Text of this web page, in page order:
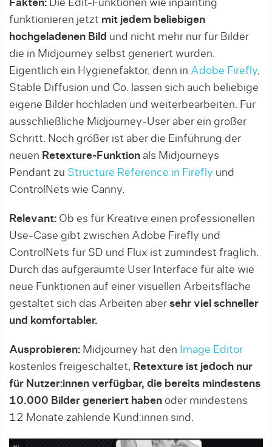
Fakten: Die Edit-Funktionen wie inpainting
funktionieren jetzt mit jedem beliebigen
hochgeladenen Bild und nicht mehr nur für Bilder
die in Midjourney selbst generiert wurden.
Eigentlich ein Hygienefaktor, denn in Adobe Firefly,
Stable Diffusion und Co. lassen sich auch beliebige
eigene Bilder hochladen und weiterbearbeiten. Für
ausschließliche Midjourney-User aber ein großer
Schritt. Noch größer ist aber die Einführung der
neuen Retexture-Funktion als Midjourneys
Pendant zu Structure Reference in Firefly und
ControlNets wie Canny.
Relevant: Ob es für Kreative einen professionellen
Use-Case gibt zwischen Adobe Firefly und
ControlNets für SD und Flux ist zumindest fraglich.
Durch das aufgeräumte User Interface für alte wie
neue Funktionen auf einer visuellen Arbeitsfläche
gestaltet sich das Arbeiten aber sehr viel schneller
und komfortabler.
Ausprobieren: Midjourney hat den
Image Editor
kostenlos freigeschaltet, Retexture ist jedoch nur
für Nutzer:innen verfügbar, die bereits mindestens
10.000 Bilder generiert haben oder mindestens
12 Monate zahlende Kund:innen sind.